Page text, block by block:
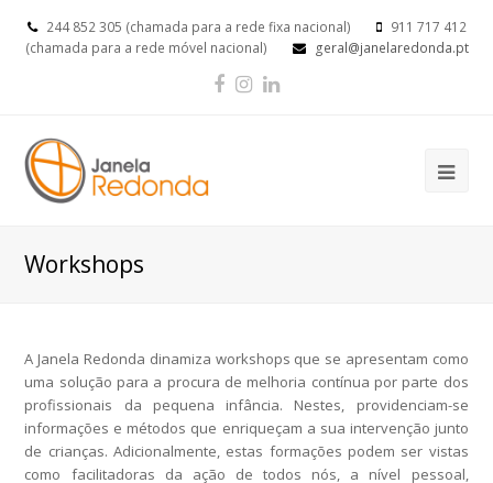
244 852 305 (chamada para a rede fixa nacional)
911 717 412
(chamada para a rede móvel nacional)
geral@janelaredonda.pt
Facebook
Instagram
Workshops
A Janela Redonda dinamiza workshops que se apresentam como
uma solução para a procura de melhoria contínua por parte dos
profissionais da pequena infância. Nestes, providenciam-se
informações e métodos que enriqueçam a sua intervenção junto
de crianças. Adicionalmente, estas formações podem ser vistas
como facilitadoras da ação de todos nós, a nível pessoal,